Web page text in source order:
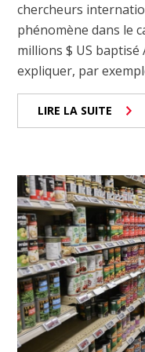
chercheurs
phénomène dans le
millions $ US baptisé
expliquer, par
LIRE LA SUITE